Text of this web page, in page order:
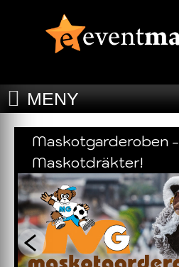
MENY
Maskotgarderoben -
Maskotdräkter!